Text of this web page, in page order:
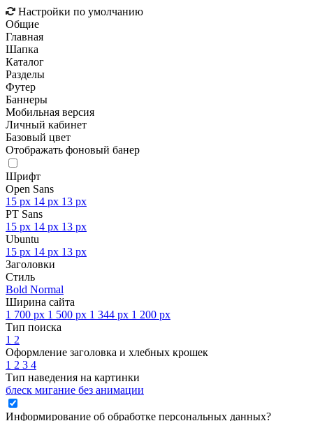
Настройки по умолчанию
Общие
Главная
Шапка
Каталог
Разделы
Футер
Баннеры
Мобильная версия
Личный кабинет
Базовый цвет
Отображать фоновый банер
Шрифт
Open Sans
15 px 14 px 13 px
PT Sans
15 px 14 px 13 px
Ubuntu
15 px 14 px 13 px
Заголовки
Стиль
Bold Normal
Ширина сайта
1 700 px 1 500 px 1 344 px 1 200 px
Тип поиска
1 2
Оформление заголовка и хлебных крошек
1 2 3 4
Тип наведения на картинки
блеск мигание без анимации
Информирование об обработке персональных данных?